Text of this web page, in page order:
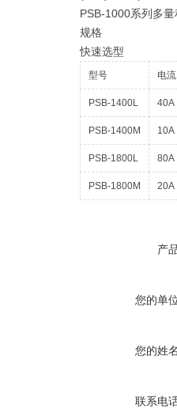
PSB-1000系列多
规格
快速选型
型号 电流
PSB-1400L 40A
PSB-1400M 10A
PSB-1800L 80A
PSB-1800M 20A
产
您的单
您的姓
联系电